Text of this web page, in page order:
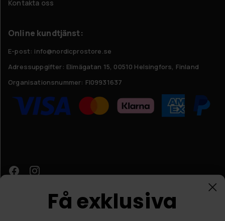
Kontakta oss
Online kundtjänst:
E-post: info@nordicprostore.se
Adressuppgifter: Elimägatan 15, 00510 Helsingfors, Finland
Organisationsnummer: FI09931637
Få exklusiva